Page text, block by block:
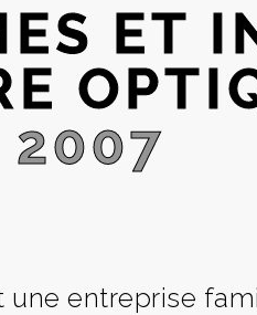
ET
2007
une entreprise